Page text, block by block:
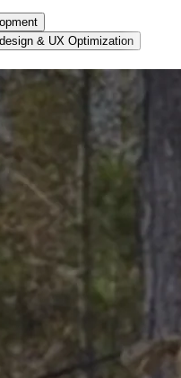
& UX Optimization